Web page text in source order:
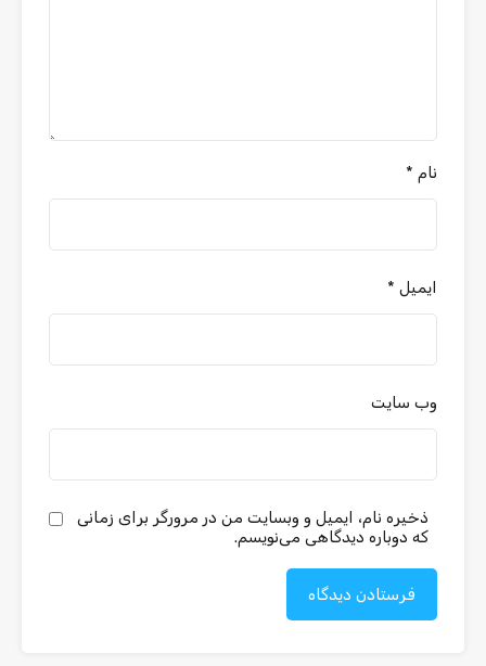
نام *
ایمیل *
وب‌ سایت
ذخیره نام، ایمیل و وبسایت من در مرورگر برای زمانی
که دوباره دیدگاهی می‌نویسم.